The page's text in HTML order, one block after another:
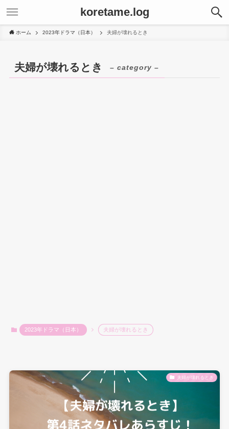
koretame.log
ホーム 2023年ドラマ（日本） 夫婦が壊れるとき
夫婦が壊れるとき – category –
2023年ドラマ（日本） 夫婦が壊れるとき
夫婦が壊れるとき